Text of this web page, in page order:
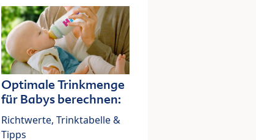
Optimale Trinkmenge
für Babys berechnen:
Richtwerte, Trinktabelle &
Tipps